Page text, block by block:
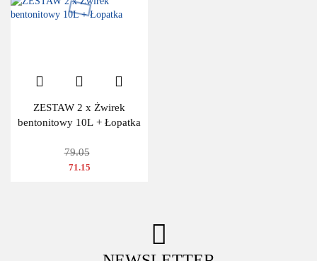
ZESTAW 2 x Żwirek
bentonitowy 10L + Łopatka
79.05
71.15